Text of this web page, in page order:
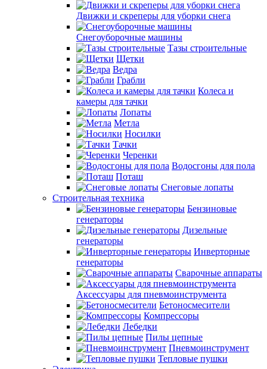
Движки и скреперы для уборки снега
Снегоуборочные машины
Тазы строительные
Щетки
Ведра
Грабли
Колеса и
камеры для тачки
Лопаты
Метла
Носилки
Тачки
Черенки
Водосгоны для пола
Поташ
Снеговые лопаты
Строительная техника
Бензиновые
генераторы
Дизельные
генераторы
Инверторные
генераторы
Сварочные аппараты
Аксессуары для пневмоинструмента
Бетоносмесители
Компрессоры
Лебедки
Пилы цепные
Пневмоинструмент
Тепловые пушки